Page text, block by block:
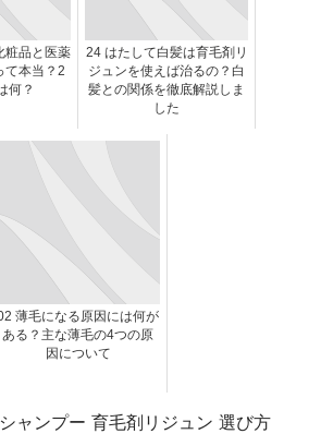
粧品と医薬
て本当？2
何？
24 はたして白髪は育毛剤リ
ジュンを使えば治るの？白
髪との関係を徹底解説しま
した
薄毛になる原因には何が
ある？主な薄毛の4つの原
因について
ャンプー 育毛剤リジュン 選び方